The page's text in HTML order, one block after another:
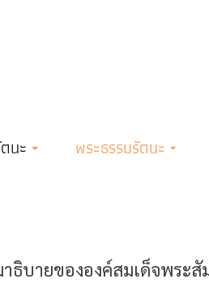
นะ พระธรรมรัตนะ
าธิบายขององค์สมเด็จพระ